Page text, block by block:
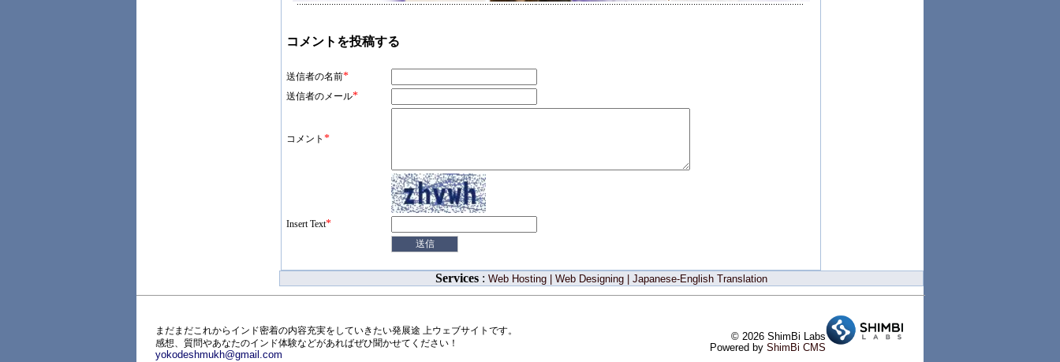
コメントを投稿する
送信者の名前*
送信者のメール*
コメント *
Insert Text*
Services : Web Hosting Web Designing Japanese-English Translation
まだまだこれからインド密着の内容充実をしていきたい発展途 上ウェブサイトです。
感想、質問やあなたのインド体験などがあればぜひ聞かせてください！
yokodeshmukh@gmail.com
© 2026 ShimBi Labs
Powered by ShimBi CMS